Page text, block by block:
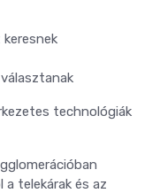
technológiák
telekárak és az